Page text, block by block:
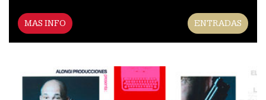
MAS INFO ENTRADAS